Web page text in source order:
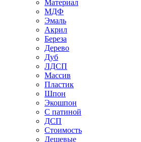
Материал
МДФ
Эмаль
Акрил
Береза
Дерево
Дуб
ЛДСП
Массив
Пластик
Шпон
Экошпон
С патиной
ДСП
Стоимость
Дешевые